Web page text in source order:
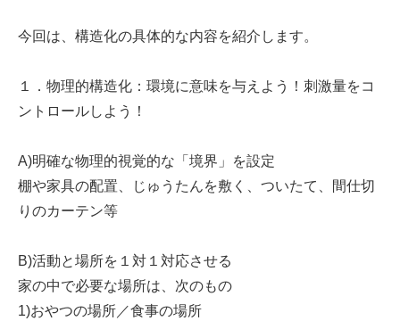
今回は、構造化の具体的な内容を紹介します。
１．物理的構造化：環境に意味を与えよう！刺激量をコ
ントロールしよう！
A)明確な物理的視覚的な「境界」を設定
棚や家具の配置、じゅうたんを敷く、ついたて、間仕切
りのカーテン等
B)活動と場所を１対１対応させる
家の中で必要な場所は、次のもの
1)おやつの場所／食事の場所